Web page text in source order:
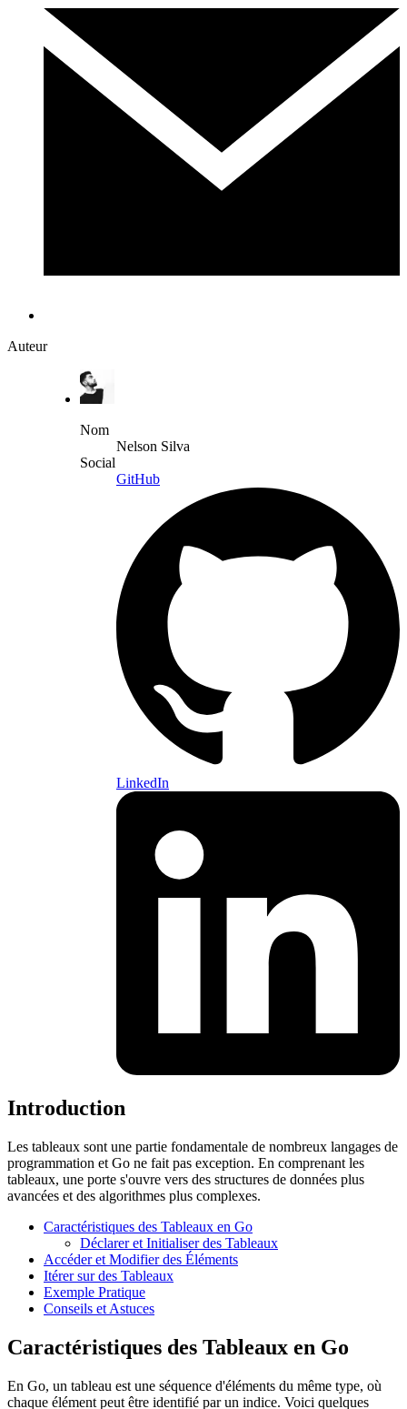
Auteur
Nom
Nelson Silva
Social
GitHub
LinkedIn
Introduction
Les tableaux sont une partie fondamentale de nombreux langages de
programmation et Go ne fait pas exception. En comprenant les
tableaux, une porte s'ouvre vers des structures de données plus
avancées et des algorithmes plus complexes.
Caractéristiques des Tableaux en Go
Déclarer et Initialiser des Tableaux
Accéder et Modifier des Éléments
Itérer sur des Tableaux
Exemple Pratique
Conseils et Astuces
Caractéristiques des Tableaux en Go
En Go, un tableau est une séquence d'éléments du même type, où
chaque élément peut être identifié par un indice. Voici quelques